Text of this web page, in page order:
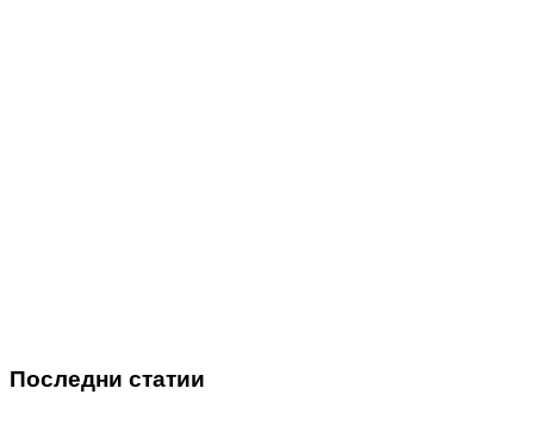
Последни статии